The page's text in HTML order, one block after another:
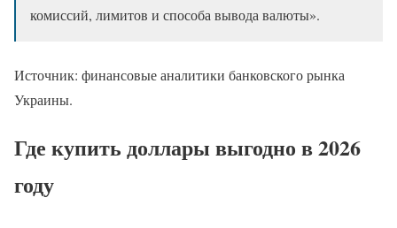
комиссий, лимитов и способа вывода валюты».
Источник: финансовые аналитики банковского рынка
Украины.
Где купить доллары выгодно в 2026
году